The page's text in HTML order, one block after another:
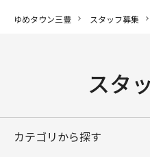
ゆめタウン三豊 スタッフ募集
スタ
カテゴリから探す